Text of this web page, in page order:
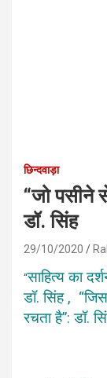
छिन्दवाड़ा
“जो पसीने
डॉ. सिंह
29/10/2020
“साहित्य का
डॉ. सिंह ,
रचता है”: डॉ.